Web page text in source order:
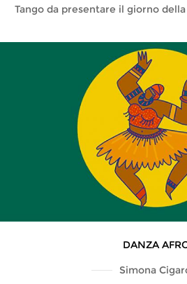
Tango da presentare il giorno
DANZA
Simona